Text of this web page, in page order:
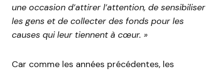
une occasion d’attirer l’attention, de sensibiliser
les gens et de collecter des fonds pour les
causes qui leur tiennent à cœur. »
Car comme les années précédentes, les